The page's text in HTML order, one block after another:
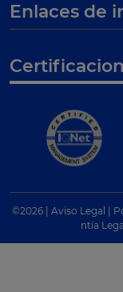
Enlaces de
©2026 Aviso Legal
ntía Legal